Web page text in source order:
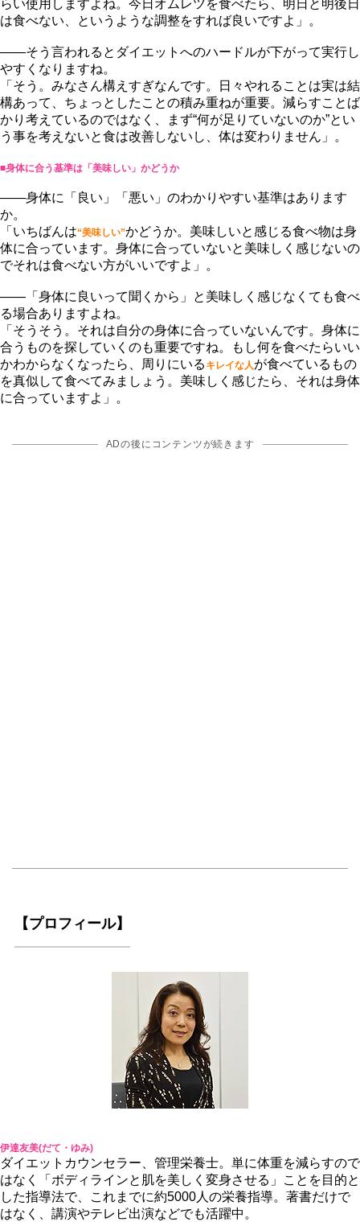
らい使用しますよね。今日オムレツを食べたら、明日と明後日
は食べない、というような調整をすれば良いですよ」。
――そう言われるとダイエットへのハードルが下がって実行し
すくなりますね。
「そう。みなさん構えすぎなんです。日々やれることは実は結
構あって、ちょっとしたことの積み重ねが重要。減らすことば
かり考えているのではなく、まず“何が足りていないのか”とい
う事を考えないと食は改善しないし、体は変わりません」。
■身体に合う基準は「美味しい」かどうか
――身体に「良い」「悪い」のわかりやすい基準はあります
か。
「いちばんは“美味しい”かどうか。美味しいと感じる食べ物は身
体に合っています。身体に合っていないと美味しく感じないの
でそれは食べない方がいいですよ」。
――「身体に良いって聞くから」と美味しく感じなくても食べ
る場合ありますよね。
「そうそう。それは自分の身体に合っていないんです。身体に
合うものを探していくのも重要ですね。もし何を食べたらいい
かわからなくなったら、周りにいる キレイな人が食べているもの
を真似して食べてみましょう。美味しく感じたら、それは身体
に合っていますよ」。
ADの後にコンテンツが続きます
【プロフィール】
伊達友美(だて・ゆみ)
ダイエットカウンセラー、管理栄養士。単に体重を減らすので
はなく「ボディラインと肌を美しく変身させる」ことを目的と
した指導法で、これまでに約5000人の栄養指導。著書だけで
はなく、講演やテレビ出演などでも活躍中。